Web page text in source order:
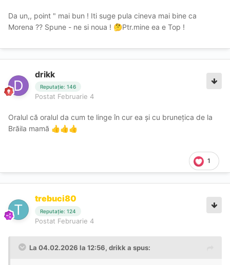
Da un,, point " mai bun ! Iti suge pula cineva mai bine ca
Morena ?? Spune - ne si noua ! 🤔Ptr.mine ea e Top !
drikk
Reputație: 146
Postat Februarie 4
Oralul că oralul da cum te linge în cur ea și cu brunețica de la
Brăila mamă 👍👍👍
1
trebuci80
Reputație: 124
Postat Februarie 4
La 04.02.2026 la 12:56, drikk a spus: